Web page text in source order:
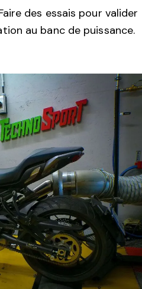
des essais pour valider
au banc de puissance.